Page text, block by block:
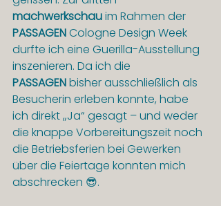
machwerkschau im Rahmen der
PASSAGEN Cologne Design Week
durfte ich eine Guerilla-Ausstellung
inszenieren. Da ich die
PASSAGEN bisher ausschließlich als
Besucherin erleben konnte, habe
ich direkt „Ja“ gesagt – und weder
die knappe Vorbereitungszeit noch
die Betriebsferien bei Gewerken
über die Feiertage konnten mich
abschrecken 😎.